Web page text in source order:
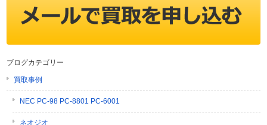
ブログカテゴリー
買取事例
NEC PC-98 PC-8801 PC-6001
ネオジオ